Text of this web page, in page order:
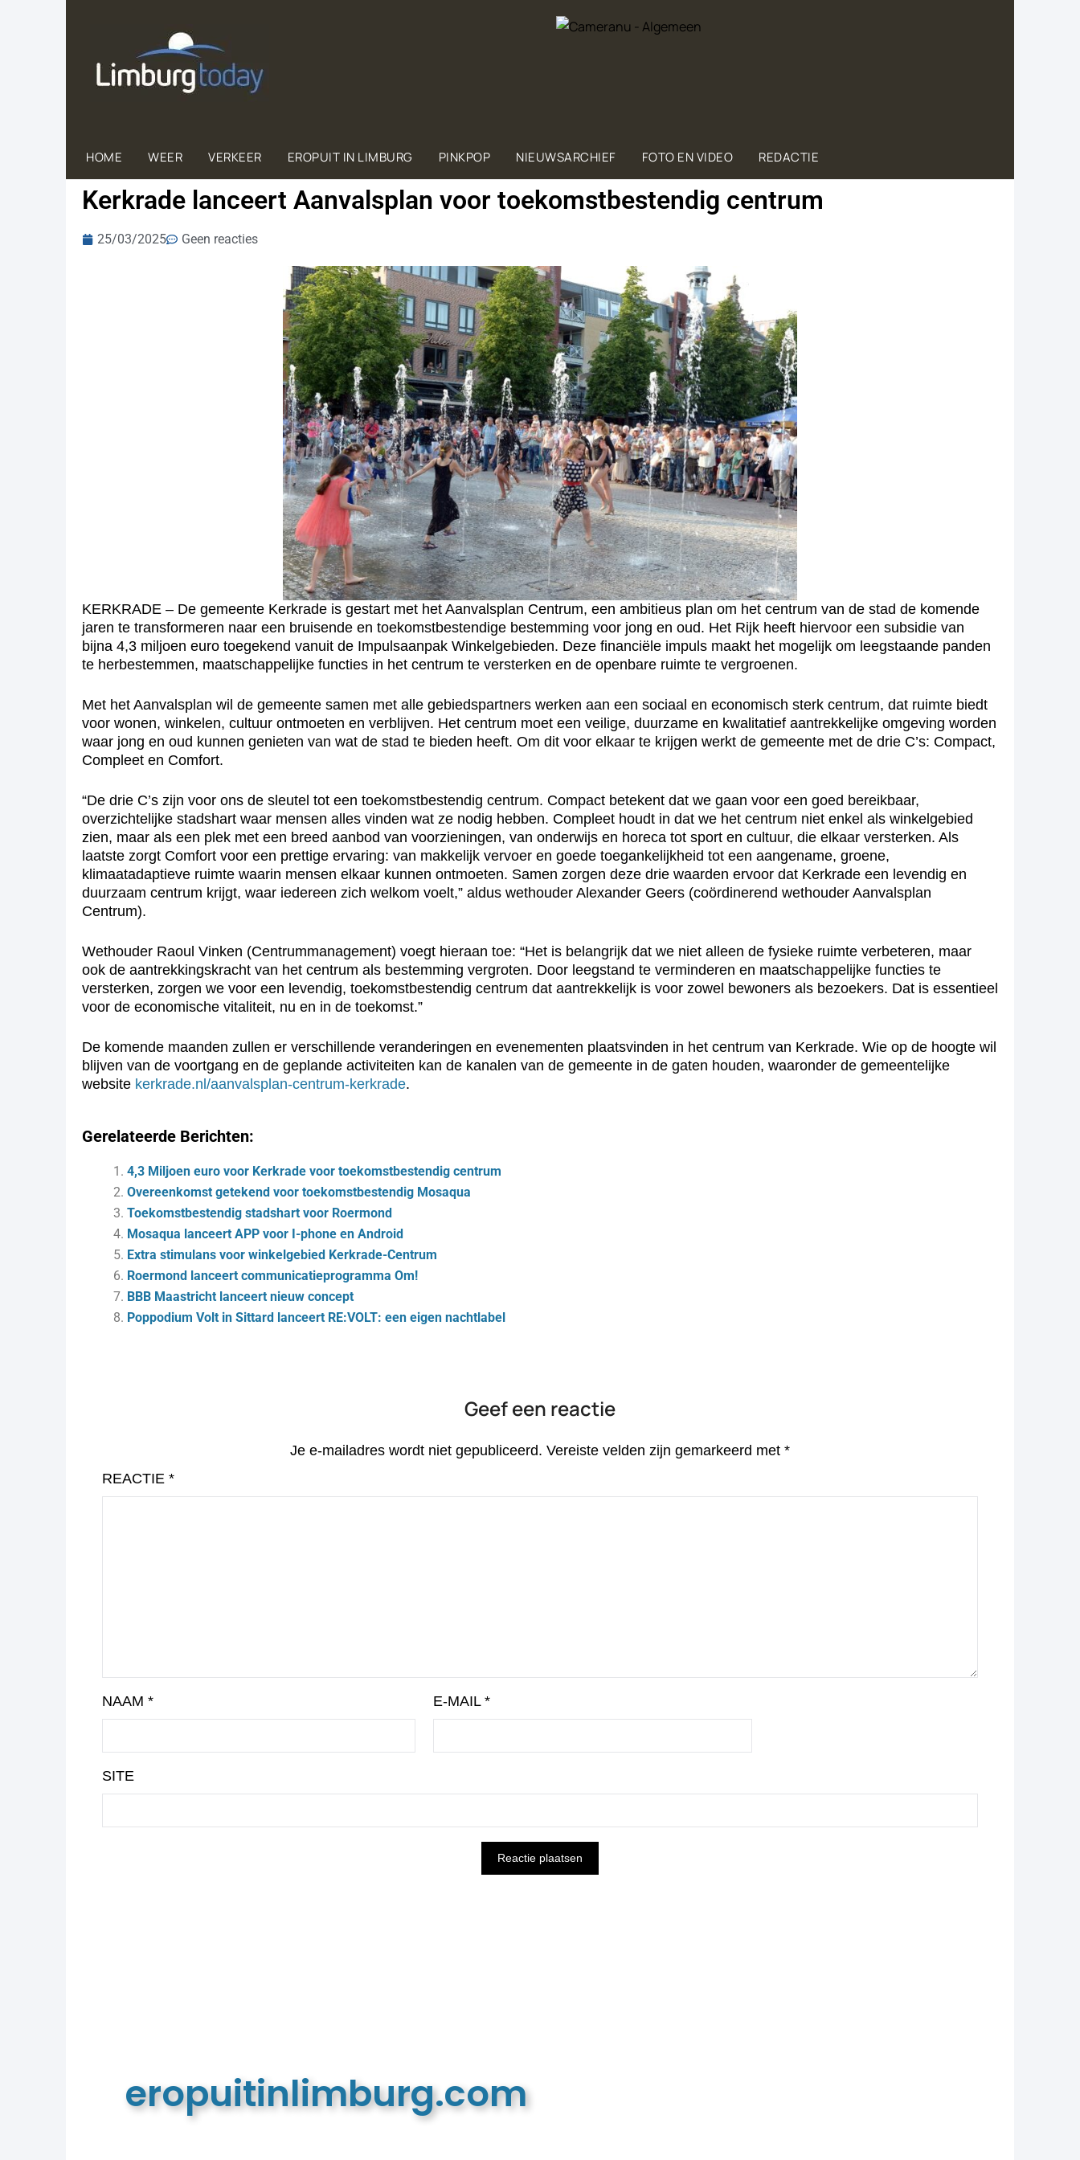
HOME WEER VERKEER EROPUIT IN LIMBURG PINKPOP NIEUWSARCHIEF FOTO EN VIDEO REDACTIE
Kerkrade lanceert Aanvalsplan voor toekomstbestendig centrum
25/03/2025 Geen reacties
KERKRADE – De gemeente Kerkrade is gestart met het Aanvalsplan Centrum, een ambitieus plan om het centrum van de stad de komende
jaren te transformeren naar een bruisende en toekomstbestendige bestemming voor jong en oud. Het Rijk heeft hiervoor een subsidie van
bijna 4,3 miljoen euro toegekend vanuit de Impulsaanpak Winkelgebieden. Deze financiële impuls maakt het mogelijk om leegstaande panden
te herbestemmen, maatschappelijke functies in het centrum te versterken en de openbare ruimte te vergroenen.
Met het Aanvalsplan wil de gemeente samen met alle gebiedspartners werken aan een sociaal en economisch sterk centrum, dat ruimte biedt
voor wonen, winkelen, cultuur ontmoeten en verblijven. Het centrum moet een veilige, duurzame en kwalitatief aantrekkelijke omgeving worden
waar jong en oud kunnen genieten van wat de stad te bieden heeft. Om dit voor elkaar te krijgen werkt de gemeente met de drie C’s: Compact,
Compleet en Comfort.
“De drie C’s zijn voor ons de sleutel tot een toekomstbestendig centrum. Compact betekent dat we gaan voor een goed bereikbaar,
overzichtelijke stadshart waar mensen alles vinden wat ze nodig hebben. Compleet houdt in dat we het centrum niet enkel als winkelgebied
zien, maar als een plek met een breed aanbod van voorzieningen, van onderwijs en horeca tot sport en cultuur, die elkaar versterken. Als
laatste zorgt Comfort voor een prettige ervaring: van makkelijk vervoer en goede toegankelijkheid tot een aangename, groene,
klimaatadaptieve ruimte waarin mensen elkaar kunnen ontmoeten. Samen zorgen deze drie waarden ervoor dat Kerkrade een levendig en
duurzaam centrum krijgt, waar iedereen zich welkom voelt,” aldus wethouder Alexander Geers (coördinerend wethouder Aanvalsplan
Centrum).
Wethouder Raoul Vinken (Centrummanagement) voegt hieraan toe: “Het is belangrijk dat we niet alleen de fysieke ruimte verbeteren, maar
ook de aantrekkingskracht van het centrum als bestemming vergroten. Door leegstand te verminderen en maatschappelijke functies te
versterken, zorgen we voor een levendig, toekomstbestendig centrum dat aantrekkelijk is voor zowel bewoners als bezoekers. Dat is essentieel
voor de economische vitaliteit, nu en in de toekomst.”
De komende maanden zullen er verschillende veranderingen en evenementen plaatsvinden in het centrum van Kerkrade. Wie op de hoogte wil
blijven van de voortgang en de geplande activiteiten kan de kanalen van de gemeente in de gaten houden, waaronder de gemeentelijke
website kerkrade.nl/aanvalsplan-centrum-kerkrade.
Gerelateerde Berichten:
4,3 Miljoen euro voor Kerkrade voor toekomstbestendig centrum
Overeenkomst getekend voor toekomstbestendig Mosaqua
Toekomstbestendig stadshart voor Roermond
Mosaqua lanceert APP voor I-phone en Android
Extra stimulans voor winkelgebied Kerkrade-Centrum
Roermond lanceert communicatieprogramma Om!
BBB Maastricht lanceert nieuw concept
Poppodium Volt in Sittard lanceert RE:VOLT: een eigen nachtlabel
Geef een reactie
Je e-mailadres wordt niet gepubliceerd. Vereiste velden zijn gemarkeerd met *
REACTIE *
NAAM * E-MAIL *
SITE
eropuitinlimburg.com